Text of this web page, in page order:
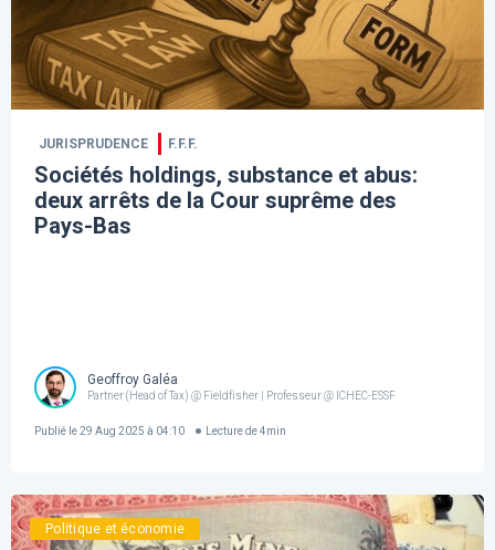
JURISPRUDENCE F.F.F.
Sociétés holdings, substance et abus:
deux arrêts de la Cour suprême des
Pays-Bas
Geoffroy Galéa
Partner (Head of Tax) @ Fieldfisher | Professeur @ ICHEC-ESSF
Publié le29 Aug 2025 à 04:10 Lecture de 4min
Politique et économie